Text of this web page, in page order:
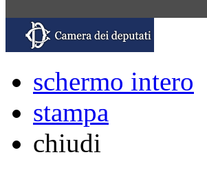
schermo intero
stampa
chiudi